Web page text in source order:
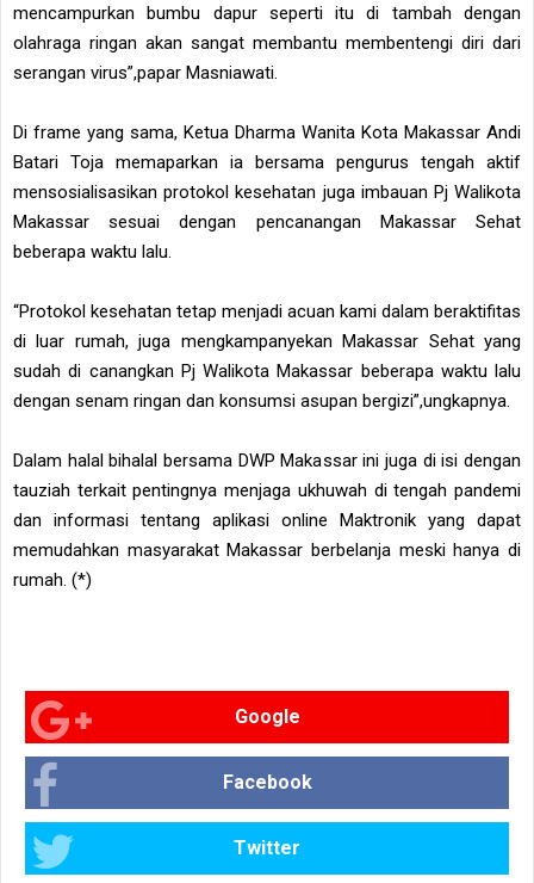
mencampurkan bumbu dapur seperti itu di tambah dengan
olahraga ringan akan sangat membantu membentengi diri dari
serangan virus”,papar Masniawati.
Di frame yang sama, Ketua Dharma Wanita Kota Makassar Andi
Batari Toja memaparkan ia bersama pengurus tengah aktif
mensosialisasikan protokol kesehatan juga imbauan Pj Walikota
Makassar sesuai dengan pencanangan Makassar Sehat
beberapa waktu lalu.
“Protokol kesehatan tetap menjadi acuan kami dalam beraktifitas
di luar rumah, juga mengkampanyekan Makassar Sehat yang
sudah di canangkan Pj Walikota Makassar beberapa waktu lalu
dengan senam ringan dan konsumsi asupan bergizi”,ungkapnya.
Dalam halal bihalal bersama DWP Makassar ini juga di isi dengan
tauziah terkait pentingnya menjaga ukhuwah di tengah pandemi
dan informasi tentang aplikasi online Maktronik yang dapat
memudahkan masyarakat Makassar berbelanja meski hanya di
rumah. (*)
Google
Facebook
Twitter